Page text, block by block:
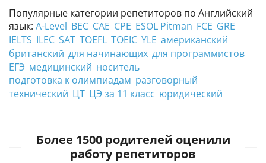
Популярные категории репетиторов по Английский
язык: A-Level BEC CAE CPE ESOL Pitman FCE GRE
IELTS ILEC SAT TOEFL TOEIC YLE американский
британский для начинающих для программистов
ЕГЭ медицинский носитель
подготовка к олимпиадам разговорный
технический ЦТ ЦЭ за 11 класс юридический
Более 1500 родителей оценили
работу репетиторов